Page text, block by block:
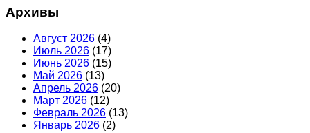
Архивы
Август 2026 (4)
Июль 2026 (17)
Июнь 2026 (15)
Май 2026 (13)
Апрель 2026 (20)
Март 2026 (12)
Февраль 2026 (13)
Январь 2026 (2)